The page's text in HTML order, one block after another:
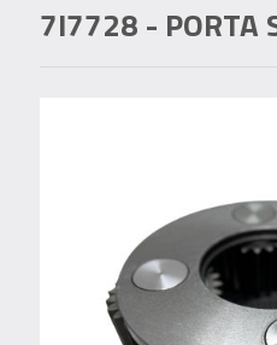
7I7728 - PORTA